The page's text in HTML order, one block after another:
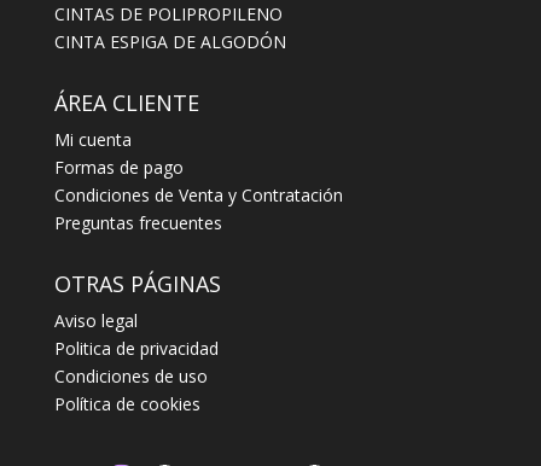
CINTAS DE POLIPROPILENO
CINTA ESPIGA DE ALGODÓN
ÁREA CLIENTE
Mi cuenta
Formas de pago
Condiciones de Venta y Contratación
Preguntas frecuentes
OTRAS PÁGINAS
Aviso legal
Politica de privacidad
Condiciones de uso
Política de cookies